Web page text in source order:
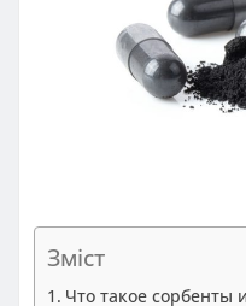
Зміст
Что такое